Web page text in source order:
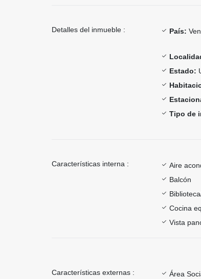
Detalles del inmueble : País:
Estado:
Tipo de
Características interna : Aire
Balcón
Cocina
Vista
Características externas : Área